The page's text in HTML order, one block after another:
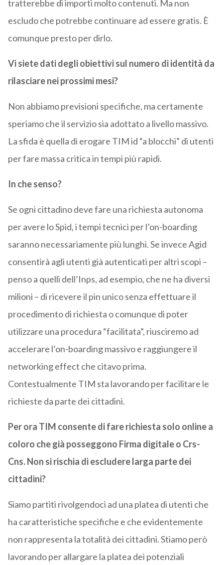
tratterebbe di importi molto contenuti. Ma non
escludo che potrebbe continuare ad essere gratis. È
comunque presto per dirlo.
Vi siete dati degli obiettivi sul numero di identità da
rilasciare nei prossimi mesi?
Non abbiamo previsioni specifiche, ma certamente
speriamo che il servizio sia adottato a livello massivo.
La sfida è quella di erogare TIM id “a blocchi” di utenti
per fare massa critica in tempi più rapidi.
In che senso?
Se ogni cittadino deve fare una richiesta autonoma
per avere lo Spid, i tempi tecnici per l’on-boarding
saranno necessariamente più lunghi. Se invece Agid
consentirà agli utenti già autenticati per altri scopi –
penso a quelli dell’Inps, ad esempio, che ne ha diversi
milioni – di ricevere il pin unico senza effettuare il
procedimento di richiesta o comunque di poter
utilizzare una procedura “facilitata”, riusciremo ad
accelerare l’on-boarding massivo e raggiungere il
networking effect che citavo prima.
Contestualmente TIM sta lavorando per facilitare le
richieste da parte dei cittadini.
Per ora TIM consente di fare richiesta solo online a
coloro che già posseggono Firma digitale o Crs-
Cns. Non si rischia di escludere larga parte dei
cittadini?
Siamo partiti rivolgendoci ad una platea di utenti che
ha caratteristiche specifiche e che evidentemente
non rappresenta la totalità dei cittadini. Stiamo però
lavorando per allargare la platea dei potenziali